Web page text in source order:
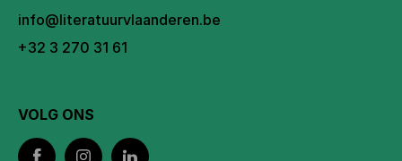
info@literatuurvlaanderen.be
+32 3 270 31 61
VOLG ONS